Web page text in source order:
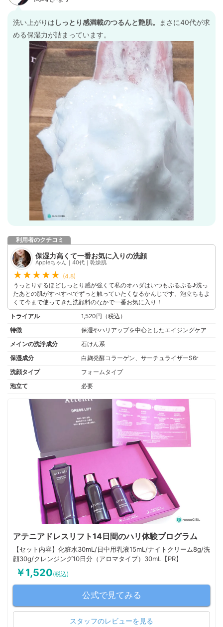
洗い上がりは しっとり感満載のつるんと艶肌。
まさに40代が求
める保湿力が詰まっています。
利用者のクチコミ
保湿力高くて一番お気に入りの洗顔
Appleちゃん｜40代｜乾燥肌
(4.8)
うっとりするほどしっとり感が強くて私のオハダはいつもぷるぷる♪洗っ
たあとの肌がすべすべでずっと触っていたくなるかんじです。泡立ちもよ
くて今まで使ってきた洗顔料のなかで一番お気に入り！
トライアル
1,520円（税込）
特徴
保湿やハリアップを中心としたエイジングケア
メインの洗浄成分
石けん系
保湿成分
白麹発酵コラーゲン、サーチュライザーS6r
洗顔タイプ
フォームタイプ
泡立て
必要
アテニアドレスリフト14日間のハリ体験プログラム
【セット内容】化粧水30mL/日中用乳液15mL/ナイトクリーム8g/洗
顔30g/クレンジング10日分（アロマタイプ）30mL【PR】
￥1,520(税込)
公式で見てみる
スタッフのレビューを見る